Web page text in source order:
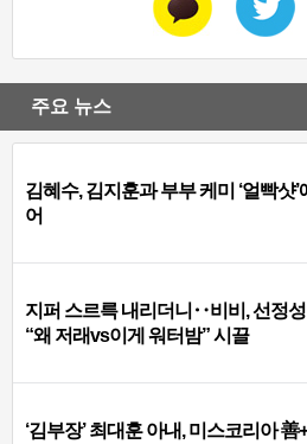
주요 뉴스
김혜수, 김지훈과 부부 케미 ‘얼빡샷
어
지퍼 스르륵 내리더니‥비비, 선정
“왜 저래vs이게 워터밤” 시끌
‘김부장’ 최대훈 아내, 미스코리아 善